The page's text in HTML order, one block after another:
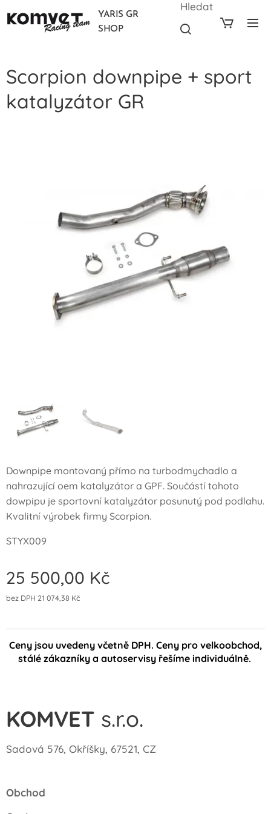
YARIS GR
SHOP
Hledat
Scorpion downpipe + sport
katalyzátor GR
Downpipe montovaný přímo na turbodmychadlo a
nahrazující oem katalyzátor a GPF. Součástí tohoto
dowpipu je sportovní katalyzátor posunutý pod podlahu.
Kvalitní výrobek firmy Scorpion.
STYX009
25 500,00 Kč
bez DPH 21 074,38 Kč
Ceny jsou uvedeny včetně DPH. Ceny pro velkoobchod,
stálé zákazníky a autoservisy řešíme individuálně.
KOMVET s.r.o.
Sadová 576, Okříšky, 67521, CZ
Obchod